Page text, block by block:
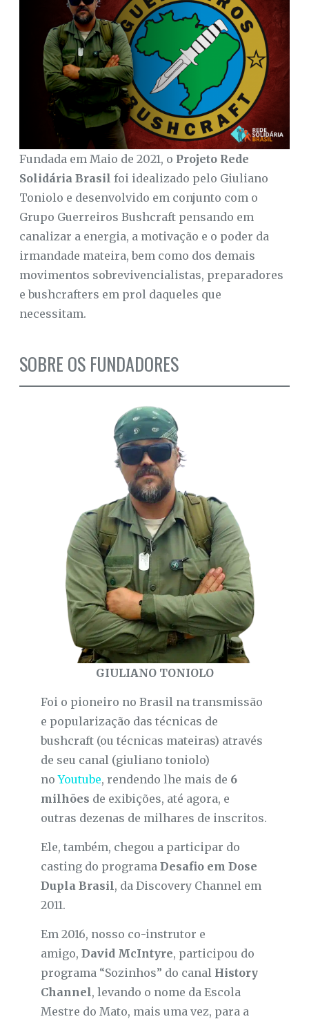
Fundada em Maio de 2021, o Projeto Rede
Solidária Brasil foi idealizado pelo Giuliano
Toniolo e desenvolvido em conjunto com o
Grupo Guerreiros Bushcraft pensando em
canalizar a energia, a motivação e o poder da
irmandade mateira, bem como dos demais
movimentos sobrevivencialistas, preparadores
e bushcrafters em prol daqueles que
necessitam.
SOBRE OS FUNDADORES
GIULIANO TONIOLO
Foi o pioneiro no Brasil na transmissão
e popularização das técnicas de
bushcraft (ou técnicas mateiras) através
de seu canal (giuliano toniolo)
noYoutube, rendendo lhe mais de 6
milhões de exibições, até agora, e
outras dezenas de milhares de inscritos.
Ele, também, chegou a participar do
casting do programaDesafio em Dose
Dupla Brasil, da Discovery Channel em
2011.
Em 2016, nosso co-instrutor e
amigo,David McIntyre, participou do
programa “Sozinhos” do canal History
Channel, levando o nome da Escola
Mestre do Mato, mais uma vez, para a